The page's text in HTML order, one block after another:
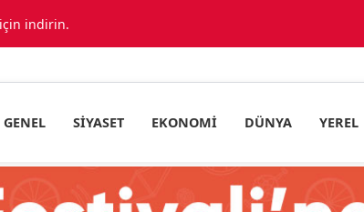
indirin.
GENEL SIYASET EKONOMI DÜNYA YEREL